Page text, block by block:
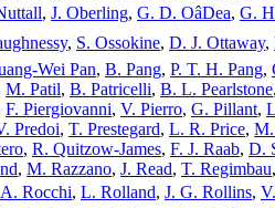
, J. Oberling, G. D. OâDea, G.
, S. Ossokine, D. J. Ottaway,
Wei Pan, B. Pang, P. T. H. Pang,
M. Patil, B. Patricelli, B. L. Pearlstone,
F. Piergiovanni, V. Pierro, G. Pillant,
Predoi, T. Prestegard, L. R. Price,
, R. Quitzow-James, F. J. Raab, D.
, M. Razzano, J. Read, T. Regimbau,
A. Rocchi, L. Rolland, J. G. Rollins,